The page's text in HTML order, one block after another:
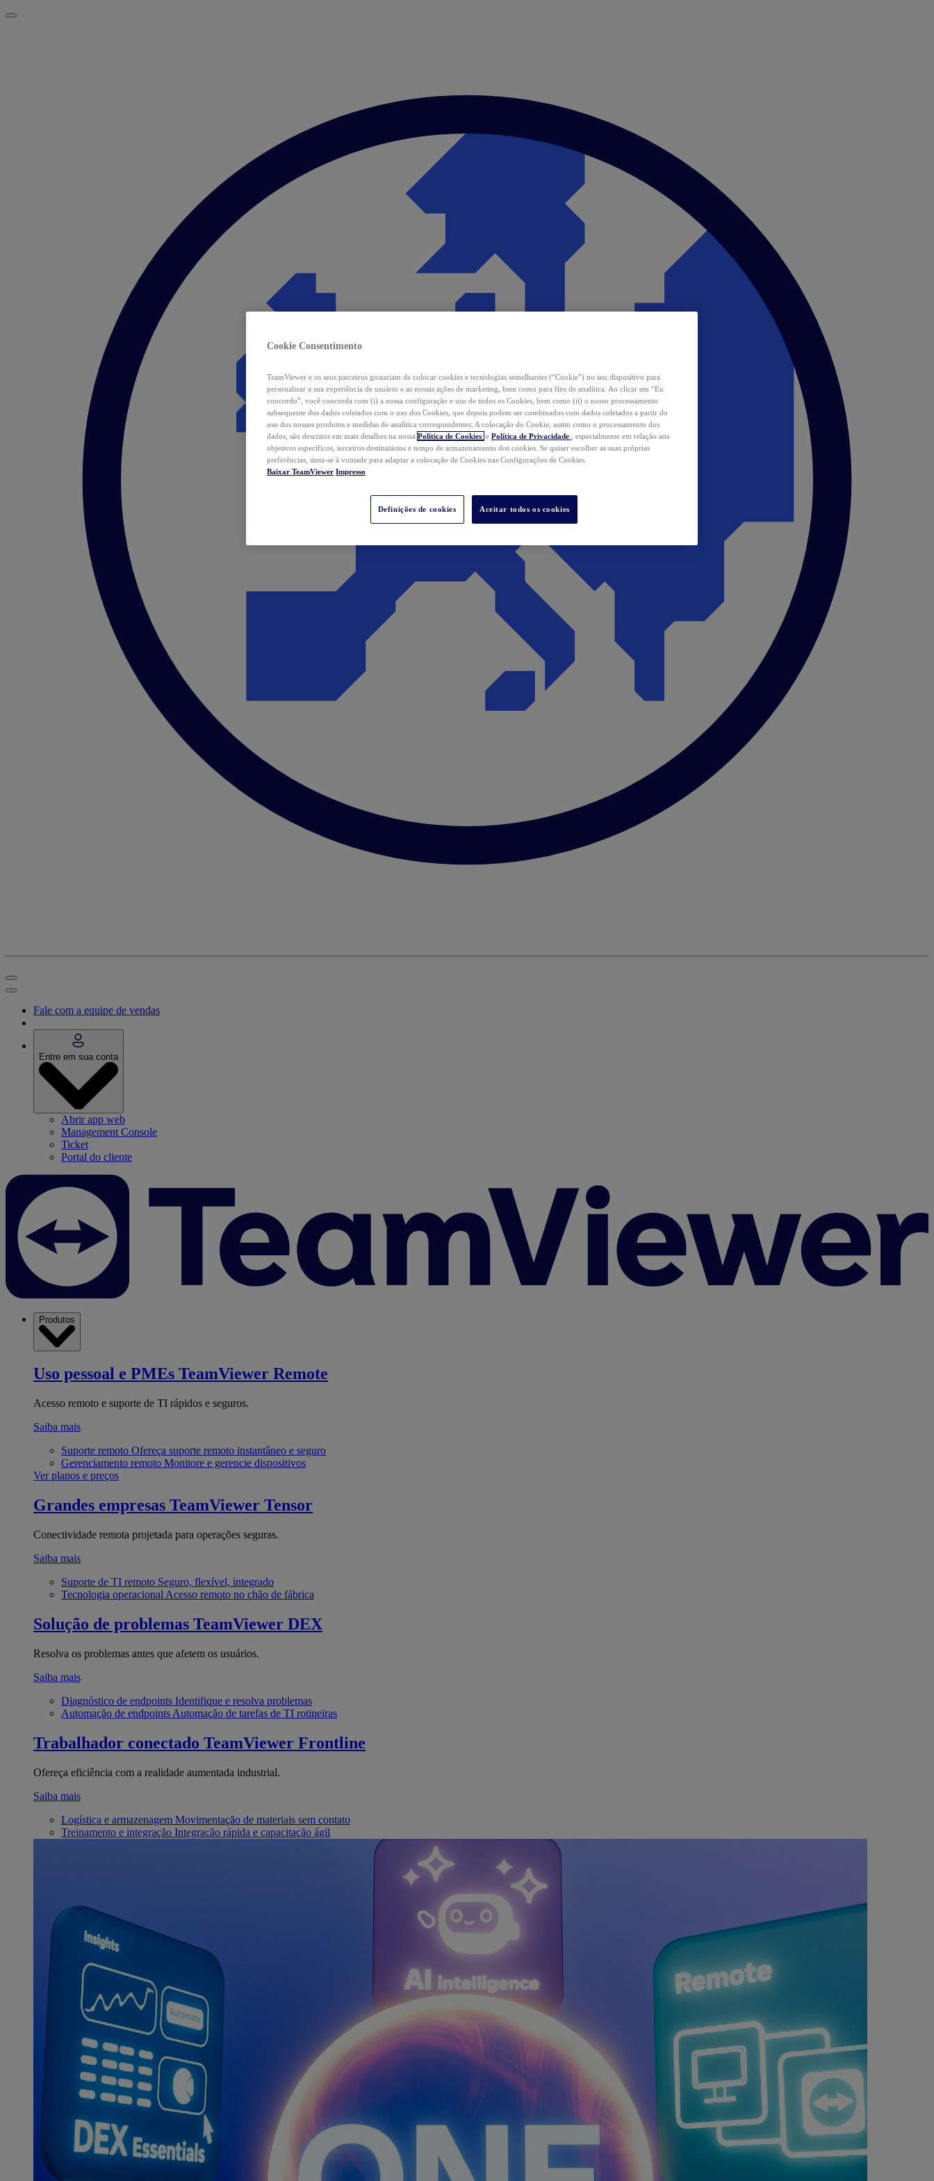
Fale com a equipe de vendas
Entre em sua conta
Abrir app web
Management Console
Ticket
Portal do cliente
Produtos
Uso pessoal e PMEs TeamViewer Remote
Acesso remoto e suporte de TI rápidos e seguros.
Saiba mais
Suporte remoto Ofereça suporte remoto instantâneo e seguro
Gerenciamento remoto Monitore e gerencie dispositivos
Ver planos e preços
Grandes empresas TeamViewer Tensor
Conectividade remota projetada para operações seguras.
Saiba mais
Suporte de TI remoto Seguro, flexível, integrado
Tecnologia operacional Acesso remoto no chão de fábrica
Solução de problemas TeamViewer DEX
Resolva os problemas antes que afetem os usuários.
Saiba mais
Diagnóstico de endpoints Identifique e resolva problemas
Automação de endpoints Automação de tarefas de TI rotineiras
Trabalhador conectado TeamViewer Frontline
Ofereça eficiência com a realidade aumentada industrial.
Saiba mais
Logística e armazenagem Movimentação de materiais sem contato
Treinamento e integração Integração rápida e capacitação ágil
Cookie Consentimento
TeamViewer e os seus parceiros gostariam de colocar cookies e tecnologias semelhantes (“Cookie”) no seu dispositivo para
personalizar a sua experiência de usuário e as nossas ações de marketing, bem como para fins de analítica. Ao clicar em “Eu
concordo”, você concorda com (i) a nossa configuração e uso de todos os Cookies, bem como (ii) o nosso processamento
subsequente dos dados coletados com o uso dos Cookies, que depois podem ser combinados com dados coletados a partir do
uso dos nossos produtos e medidas de analítica correspondentes. A colocação do Cookie, assim como o processamento dos
dados, são descritos em mais detalhes na nossa Política de Cookies e Política de Privacidade
, especialmente em relação aos
objetivos específicos, terceiros destinatários e tempo de armazenamento dos cookies. Se quiser escolher as suas próprias
preferências, sinta-se à vontade para adaptar a colocação de Cookies nas Configurações de Cookies.
Baixar TeamViewer Impresso
Definições de cookies Aceitar todos os cookies